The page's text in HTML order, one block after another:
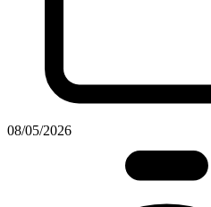
08/05/2026